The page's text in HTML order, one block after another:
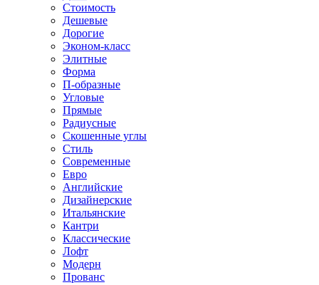
Стоимость
Дешевые
Дорогие
Эконом-класс
Элитные
Форма
П-образные
Угловые
Прямые
Радиусные
Скошенные углы
Стиль
Современные
Евро
Английские
Дизайнерские
Итальянские
Кантри
Классические
Лофт
Модерн
Прованс